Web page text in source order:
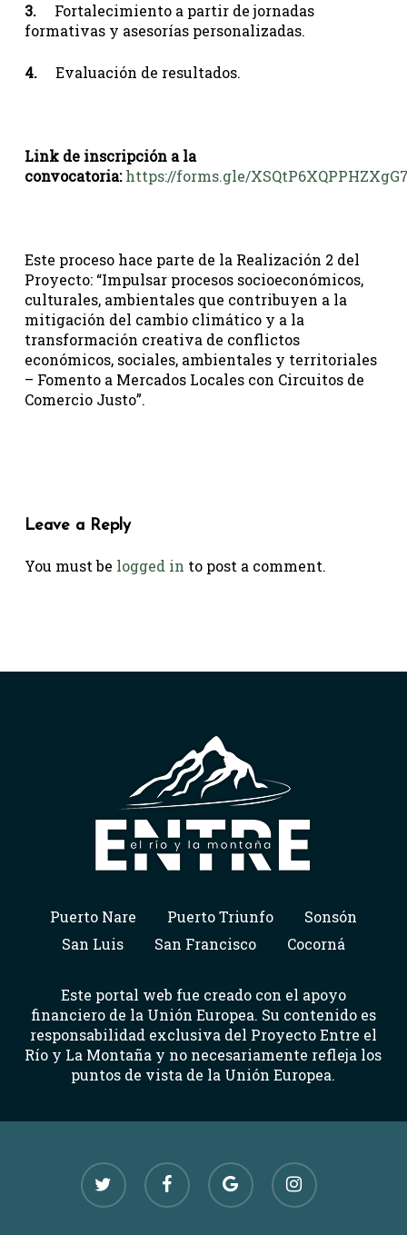
3.Fortalecimiento a partir de jornadas
formativas y asesorías personalizadas.
4. Evaluación de resultados.
Link de inscripción a la
convocatoria: https://forms.gle/
Este proceso hace parte de la Realización 2 del
Proyecto: “Impulsar procesos socioeconómicos,
culturales, ambientales que contribuyen a la
mitigación del cambio climático y a la
transformación creativa de conflictos
económicos, sociales, ambientales y territoriales
– Fomento a Mercados Locales con Circuitos de
Comercio Justo”.
Leave a Reply
You must be logged in to post a comment.
Puerto Nare Puerto Triunfo
Sonsón
San Luis
San Francisco Cocorná
Este portal web fue creado con el apoyo
financiero de la Unión Europea. Su contenido es
responsabilidad exclusiva del Proyecto Entre el
Río y La Montaña y no necesariamente refleja los
puntos de vista de la Unión Europea.
twitter facebook
google-
plus
instagram